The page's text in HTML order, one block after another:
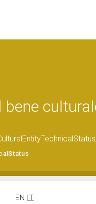
bene
EN
IT